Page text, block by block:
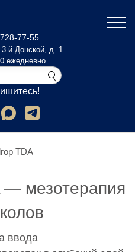
77-55
й Донской, д. 1
ежедневно
TDA
— мезотерапия
ввода